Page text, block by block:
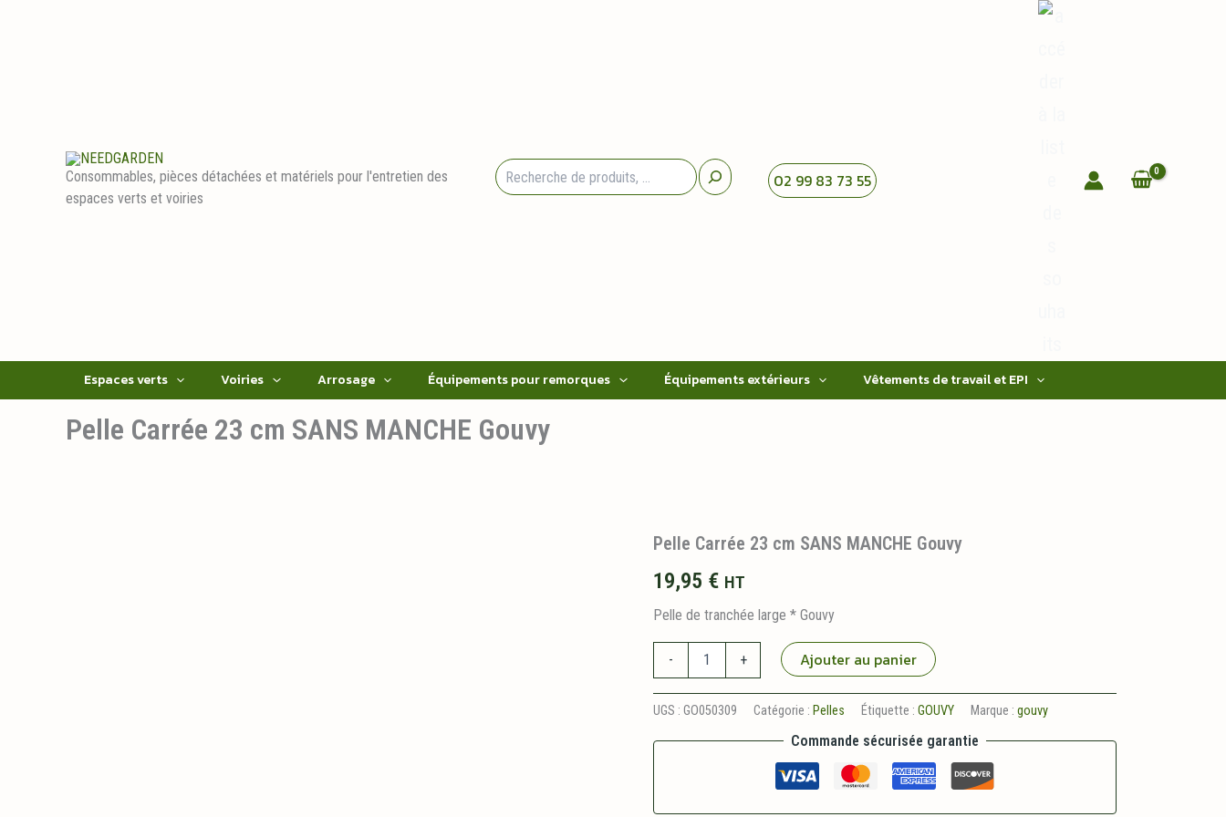
Consommables, pièces détachées et matériels pour l'entretien des
espaces verts et voiries
02 99 83 73 55
Espaces verts Voiries Arrosage Équipements pour remorques Équipements extérieurs Vêtements de travail et EPI
Pelle Carrée 23 cm SANS MANCHE Gouvy
Pelle Carrée 23 cm SANS MANCHE Gouvy
19,95 € HT
Pelle de tranchée large * Gouvy
-
Carrée
cm
+ Ajouter au panier
UGS :GO050309 Catégorie : Pelles Étiquette :GOUVY Marque :gouvy
Commande sécurisée garantie